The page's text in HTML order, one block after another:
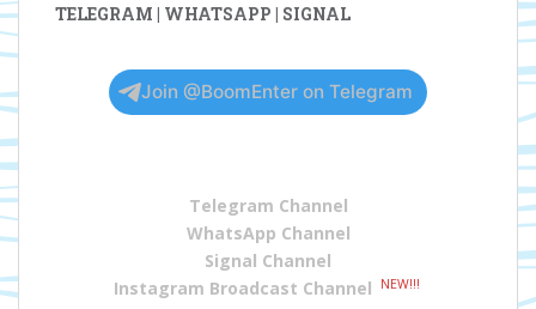
TELEGRAM | WHATSAPP | SIGNAL
Join @BoomEnter on Telegram
Telegram Channel
WhatsApp Channel
Signal Channel
Instagram Broadcast Channel
NEW!!!